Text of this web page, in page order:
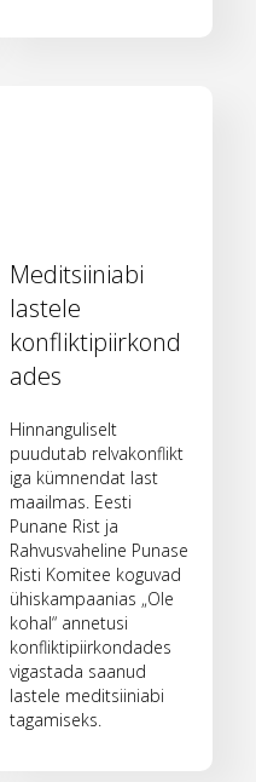
Meditsiiniabi
lastele
konfliktipiirkond
ades
Hinnanguliselt
puudutab relvakonflikt
iga kümnendat last
maailmas. Eesti
Punane Rist ja
Rahvusvaheline Punase
Risti Komitee koguvad
ühiskampaanias „Ole
kohal“ annetusi
konfliktipiirkondades
vigastada saanud
lastele meditsiiniabi
tagamiseks.